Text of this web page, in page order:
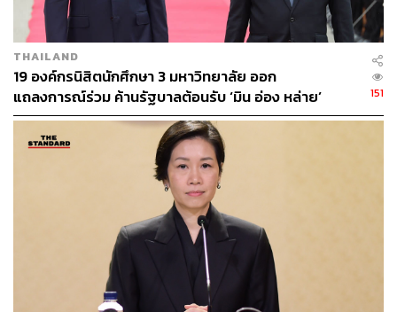
รัฐธรรมนูญแห่งราชอาณาจักรไทย พุทธศักราช 2560
อย่างไรก็ตาม การออกรายงานพิเศษเพื่อแถลงผลงานรัฐบาล
‘Chance of Possibility จากนโยบายสู่ การลงมือทำจริง’ ใน
โอกาสครบรอบ 60 วันของรัฐบาลเศรษฐาครั้งนี้จะเป็น
อย่างไร และผลงานจะมีความคืบหน้าตามที่เคยแถลง
นโยบายต่อรัฐบาลแค่ไหน ติดตามรับชมพร้อมกันวันนี้ เวลา
19.00 น. ทางช่อง NBT2HD, NBT 11 รวมทั้งทางออนไลน์
Facebook, YouTube และ Facebook เศรษฐา ทวีสิน –
นโยบายรัฐบาล
ชัยชนะ เดชเดโช
นโยบายรัฐบาลเศรษฐา
นายกรัฐมนตรี
พรรคเพื่อไทย
เศรษฐา ทวีสิน
พรรคประชาธิปัตย์
นิด้าโพล
THAILAND
19 องค์กรนิสิตนักศึกษา 3 มหาวิทยาลัย ออก
แถลงการณ์ร่วม ค้านรัฐบาลต้อนรับ ‘มิน อ่อง หล่าย’
151